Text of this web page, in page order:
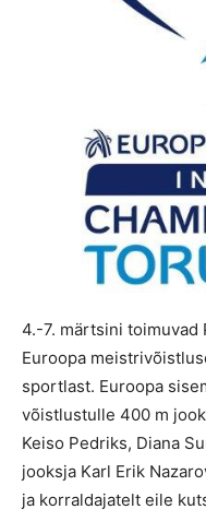
4.-7. märtsini toimuvad
Euroopa
sportlast. Euroopa
võistlustulle 400 m
Keiso Pedriks, Diana
jooksja Karl Erik
ja korraldajatelt eile